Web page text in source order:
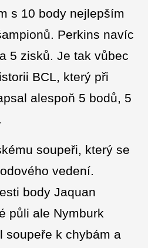
s 10 body nejlepším
Perkins navíc
5 zisků. Je tak vůbec
BCL, který při
alespoň 5 bodů, 5
soupeři, který se
vedení.
body Jaquan
půli ale Nymburk
soupeře k chybám a